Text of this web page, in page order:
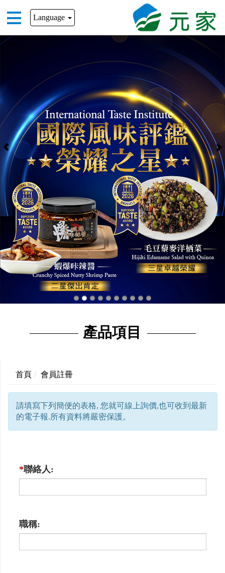
Language
產品項目
首頁 會員註冊
請填寫下列簡便的表格, 您就可線上詢價,也可收到最新
的電子報.所有資料將嚴密保護。
*聯絡人:
職稱: